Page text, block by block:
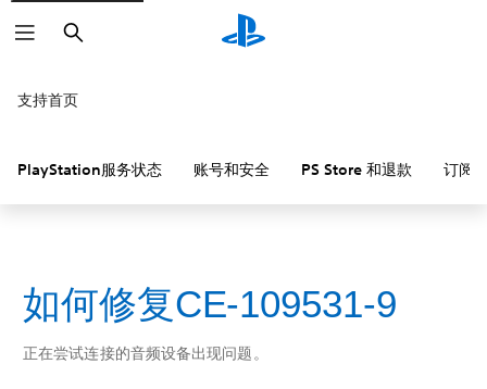
搜
索
支持首页
PlayStation服务状态 账号和安全 PS Store 和退款 订阅
如何修复CE-109531-9
正在尝试连接的音频设备出现问题。